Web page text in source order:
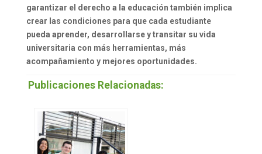
garantizar el derecho a la educación también implica
crear las condiciones para que cada estudiante
pueda aprender, desarrollarse y transitar su vida
universitaria con más herramientas, más
acompañamiento y mejores oportunidades.
Publicaciones Relacionadas: